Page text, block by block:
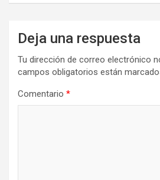
Deja una respuesta
Tu dirección de correo electrónico
campos obligatorios están
Comentario *